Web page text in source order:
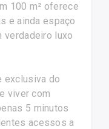
100 m² oferece
e ainda espaço
verdadeiro luxo
exclusiva do
viver com
5 minutos
acessos a